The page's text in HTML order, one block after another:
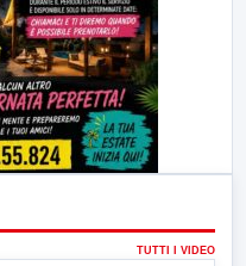
TUTTI I VIDEO